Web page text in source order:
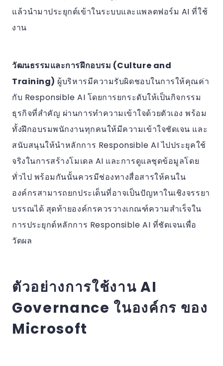
แล้วนำมาประยุกต์เข้าในระบบและแพลตฟอร์ม AI ที่ใช้
งาน
วัฒนธรรมและการฝึกอบรม (Culture and
Training) ผู้บริหารมีความรับผิดชอบในการให้คุณค่า
กับ Responsible AI โดยการยกระดับให้เป็นกิจกรรม
ธุรกิจที่สำคัญ ผ่านการทำความเข้าใจด้วยตัวเอง พร้อม
ทั้งฝึกอบรมพนักงานทุกคนให้มีความเข้าใจชัดเจน และ
สนับสนุนให้นำหลักการ Responsible AI ไปประยุคใช้
จริงในการสร้างโมเดล AI และการดูแลชุดข้อมูลโดย
ทั่วไป พร้อมกันนั้นควรมีช่องทางสื่อสารให้คนใน
องค์กรสามารถยกประเด็นที่อาจเป็นปัญหาในเชิงจรรยา
บรรณได้ สุดท้ายองค์กรควรวางเกณฑ์ความสำเร็จใน
การประยุกต์หลักการ Responsible AI ที่ชัดเจนเพื่อ
วัดผล
ตัวอย่างการใช้งาน AI
Governance ในองค์กร ของ
Microsoft